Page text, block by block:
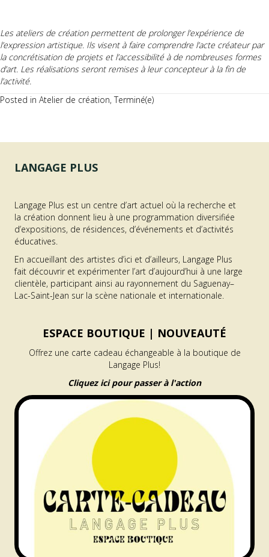
Les ateliers de création permettent de prolonger l’expérience de
l’expression artistique. Ils visent à faire comprendre l’acte créateur par
la concrétisation de projets et l’accessibilité à de nombreuses formes
d’art. Les réalisations seront remises à leur concepteur à la fin de
l’activité.
Posted in Atelier de création,Terminé(e)
LANGAGE PLUS
Langage Plus est un centre d’art actuel où la recherche et
la création donnent lieu à une programmation diversifiée
d’expositions, de résidences, d’événements et d’activités
éducatives.
En accueillant des artistes d’ici et d’ailleurs, Langage Plus
fait découvrir et expérimenter l’art d’aujourd’hui à une large
clientèle, participant ainsi au rayonnement du Saguenay–
Lac-Saint-Jean sur la scène nationale et internationale.
ESPACE BOUTIQUE | NOUVEAUTÉ
Offrez une carte cadeau échangeable à la boutique de
Langage Plus!
Cliquez ici pour passer à l'action